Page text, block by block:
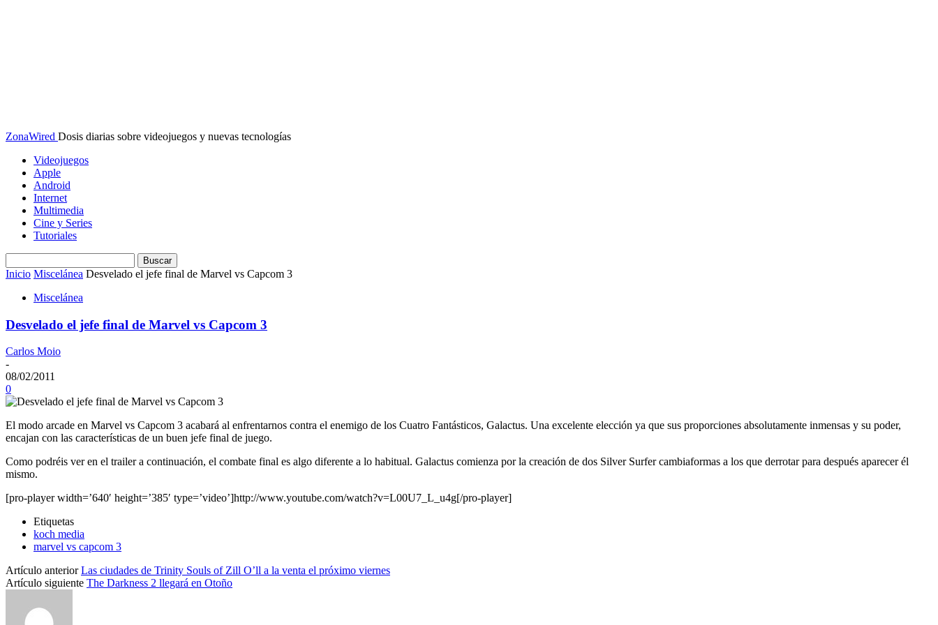
ZonaWired Dosis diarias sobre videojuegos y nuevas tecnologías
Videojuegos
Apple
Android
Internet
Multimedia
Cine y Series
Tutoriales
Inicio Miscelánea Desvelado el jefe final de Marvel vs Capcom 3
Miscelánea
Desvelado el jefe final de Marvel vs Capcom 3
Carlos Moio
-
08/02/2011
0
El modo arcade en Marvel vs Capcom 3 acabará al enfrentarnos contra el enemigo de los Cuatro Fantásticos, Galactus. Una excelente elección ya que sus proporciones absolutamente inmensas y su poder,
encajan con las características de un buen jefe final de juego.
Como podréis ver en el trailer a continuación, el combate final es algo diferente a lo habitual. Galactus comienza por la creación de dos Silver Surfer cambiaformas a los que derrotar para después aparecer él
mismo.
[pro-player width=’640′ height=’385′ type=’video’]http://www.youtube.com/watch?v=L00U7_L_u4g[/pro-player]
Etiquetas
koch media
marvel vs capcom 3
Artículo anterior Las ciudades de Trinity Souls of Zill O’ll a la venta el próximo viernes
Artículo siguiente The Darkness 2 llegará en Otoño